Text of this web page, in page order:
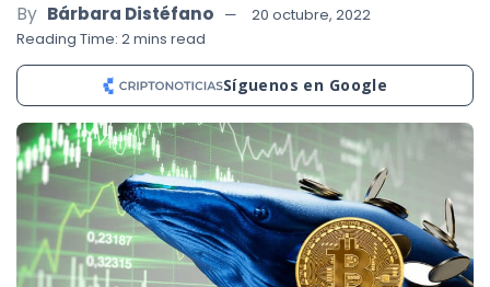
By Bárbara Distéfano
20 octubre, 2022
Reading Time: 2 mins read
Síguenos en Google